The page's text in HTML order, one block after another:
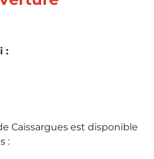
:
Caissargues est disponible
: